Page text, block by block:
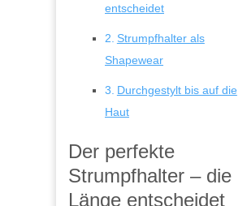
entscheidet
Strumpfhalter als
Shapewear
Durchgestylt bis auf die
Haut
Der perfekte
Strumpfhalter – die
Länge entscheidet